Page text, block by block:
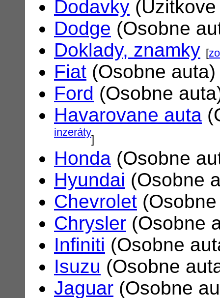
Dodavky
Dodge (Osobne
Doklady, znamky [
Fiat (Osobne
Ford (Osobne
Havarovane auta
inzeráty]
Honda (Osobne
Hyundai (Osobne
Chevrolet
Chrysler (Osobne
Infiniti (Osobne
Isuzu (Osobne
Jaguar (Osobne